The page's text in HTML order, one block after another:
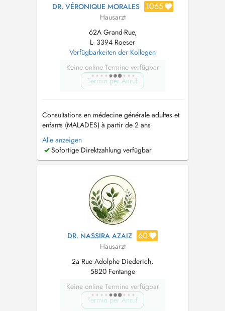
DR. VÉRONIQUE MORALES 1065
Hausarzt
62A Grand-Rue,
L- 3394 Roeser
Verfügbarkeiten der Kollegen
Keine online Termine verfügbar
Termin per Anruf
Consultations en médecine générale adultes et
enfants (MALADES) à partir de 2 ans
uniquement sur RDV. Vous pouvez nous
joindre au NUMERO 2857721 (de 8h-11h30 et
de 14h-17h) ou par MAIL sur
Alle anzeigen
Sofortige Direktzahlung verfügbar
DR. NASSIRA AZAIZ 60
Hausarzt
2a Rue Adolphe Diederich,
5820 Fentange
Keine online Termine verfügbar
Termin per Anruf